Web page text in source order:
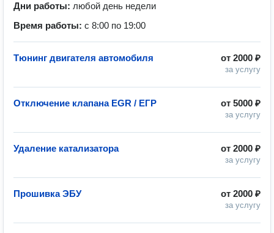
Дни работы: любой день недели
Время работы: с 8:00 по 19:00
от 2000 ₽
за услугу
Тюнинг двигателя автомобиля
от 5000 ₽
за услугу
Отключение клапана EGR / ЕГР
от 2000 ₽
за услугу
Удаление катализатора
от 2000 ₽
за услугу
Прошивка ЭБУ